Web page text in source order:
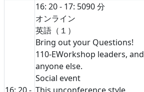
16: 20 - 17: 5090 分
オンライン
英語（１）
Bring out your Questions!
110-EWorkshop leaders, and
anyone else.
Social event